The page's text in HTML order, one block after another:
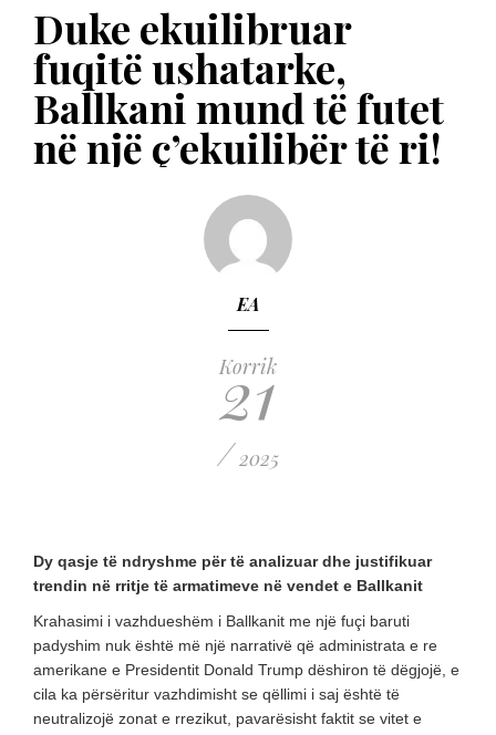
Duke ekuilibruar
fuqitë ushatarke,
Ballkani mund të futet
në një ç’ekuilibër të ri!
EA
Korrik
21
/ 2025
Dy qasje të ndryshme për të analizuar dhe justifikuar
trendin në rritje të armatimeve në vendet e Ballkanit
Krahasimi i vazhdueshëm i Ballkanit me një fuçi baruti
padyshim nuk është më një narrativë që administrata e re
amerikane e Presidentit Donald Trump dëshiron të dëgjojë, e
cila ka përsëritur vazhdimisht se qëllimi i saj është të
neutralizojë zonat e rrezikut, pavarësisht faktit se vitet e